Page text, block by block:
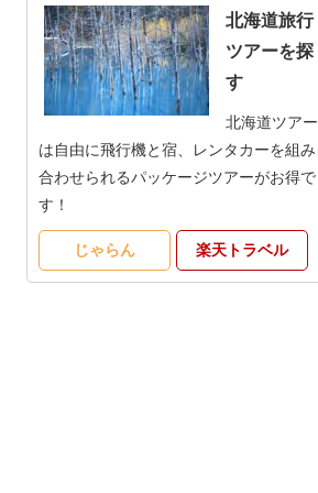
北海道旅行
ツアーを探
す
北海道ツアー
は自由に飛行機と宿、レンタカーを組み
合わせられるパッケージツアーがお得で
す！
じゃらん 楽天トラベル